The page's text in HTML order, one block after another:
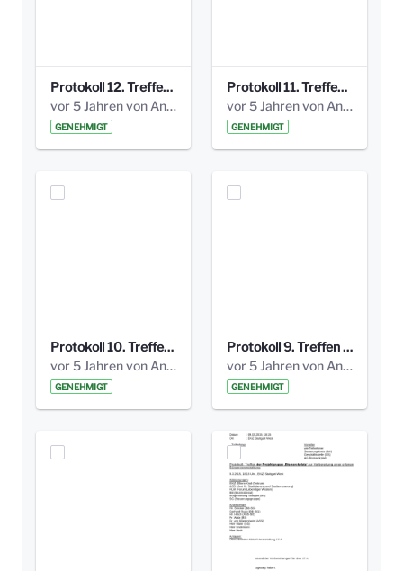
Protokoll 12. Treffen 20150921 AG Bismarckplatz.pdf
vor 5 Jahren von Anni Schlumberger
GENEHMIGT
Protokoll 11. Treffen 20150901 AG Bismarckplatz.pdf
vor 5 Jahren von Anni Schlumberger
GENEHMIGT
Protokoll 10. Treffen 20150720 AG Bismarckplatz.pdf
vor 5 Jahren von Anni Schlumberger
GENEHMIGT
Protokoll 9. Treffen 20150528 AG Bismarckplatz.pdf
vor 5 Jahren von Anni Schlumberger
GENEHMIGT